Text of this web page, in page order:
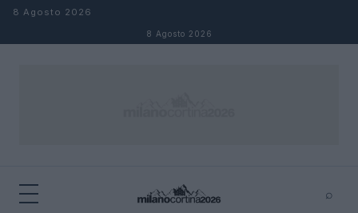
Salta al contenuto
8 Agosto 2026
8 Agosto 2026
⌕